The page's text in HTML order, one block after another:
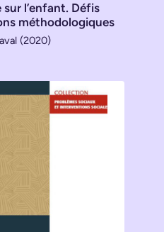
l’enfant. Défis
méthodologiques
(2020)